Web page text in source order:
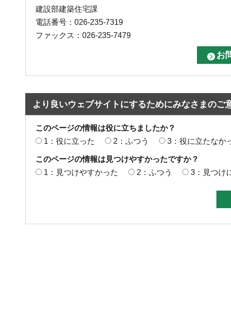
建設部建築住宅課
電話番号：026-235-7319
ファックス：026-235-7479
より良いウェブサイトにするためにみなさまのご
このページの情報は役に立ちましたか？
1：役に立った
2：ふつう 3：役に立たなか
このページの情報は見つけやすかったですか？
1：見つけやすかった
2：ふつう 3：見つけ